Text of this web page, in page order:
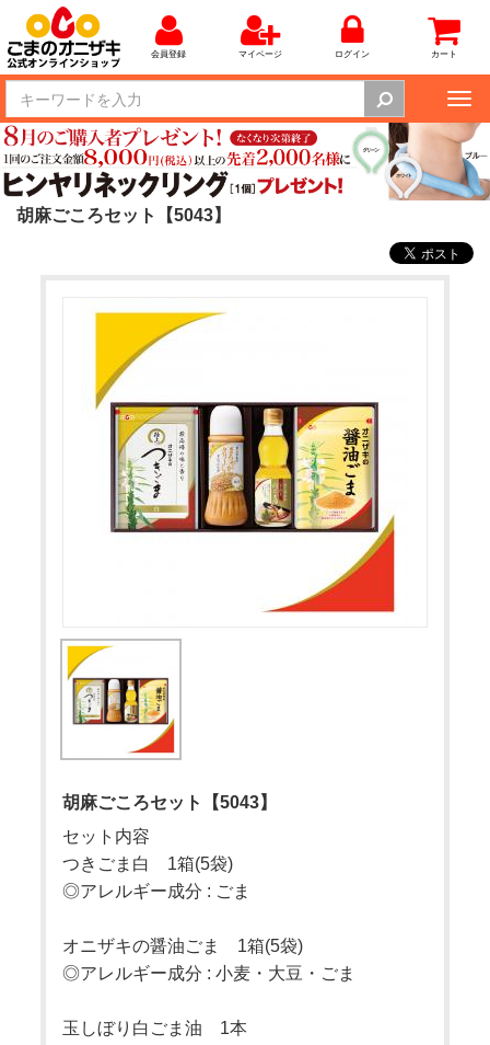
会員登録 マイページ ログイン カート
胡麻ごころセット【5043】
胡麻ごころセット【5043】
セット内容
つきごま白 1箱(5袋)
◎アレルギー成分 : ごま
オニザキの醤油ごま 1箱(5袋)
◎アレルギー成分 : 小麦・大豆・ごま
玉しぼり白ごま油 1本